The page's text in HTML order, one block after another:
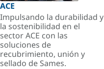
ACE
Impulsando la durabilidad y
la sostenibilidad en el
sector ACE con las
soluciones de
recubrimiento, unión y
sellado de Sames.